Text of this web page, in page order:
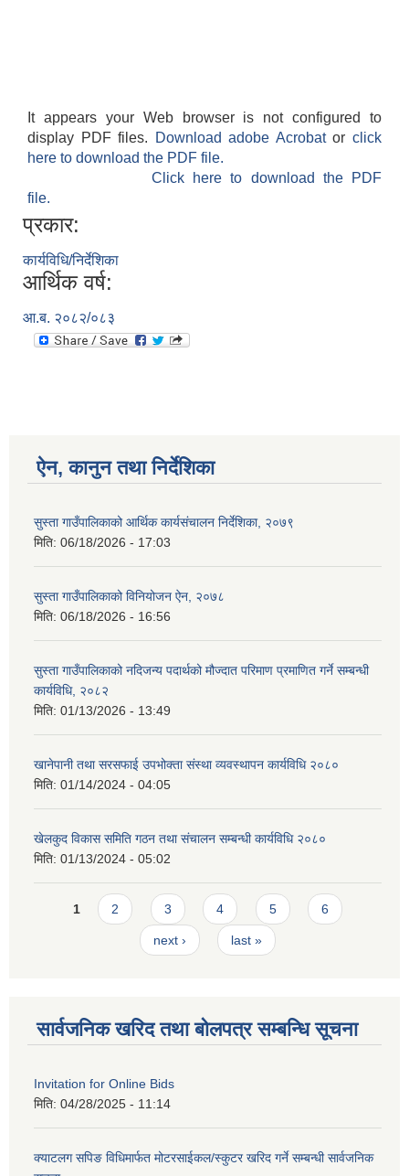
It appears your Web browser is not configured to
display PDF files.
Download adobe Acrobatorclick
here to download the PDF file.
Click here to download the PDF
file.
प्रकार:
कार्यविधि/निर्देशिका
आर्थिक वर्ष:
आ.ब. २०८२/०८३
ऐन, कानुन तथा निर्देशिका
सुस्ता गाउँपालिकाको आर्थिक कार्यसंचालन निर्देशिका, २०७९
मिति: 06/18/2026 - 17:03
सुस्ता गाउँपालिकाको विनियोजन ऐन, २०७८
मिति: 06/18/2026 - 16:56
सुस्ता गाउँपालिकाको नदिजन्य पदार्थको मौज्दात परिमाण प्रमाणित गर्ने सम्बन्धी
कार्यविधि, २०८२
मिति: 01/13/2026 - 13:49
खानेपानी तथा सरसफाई उपभोक्ता संस्था व्यवस्थापन कार्यविधि २०८०
मिति: 01/14/2024 - 04:05
खेलकुद विकास समिति गठन तथा संचालन सम्बन्धी कार्यविधि २०८०
मिति: 01/13/2024 - 05:02
Pages
1 2 3 4 5 6
next › last »
सार्वजनिक खरिद तथा बोलपत्र सम्बन्धि सूचना
Invitation for Online Bids
मिति: 04/28/2025 - 11:14
क्याटलग सपिङ विधिमार्फत मोटरसाईकल/स्कुटर खरिद गर्ने सम्बन्धी सार्वजनिक